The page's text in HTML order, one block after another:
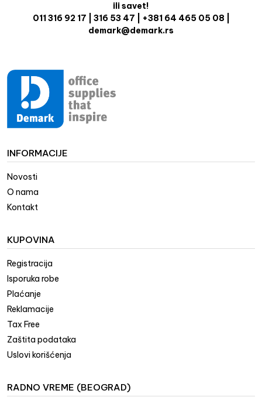
ili savet!
011 316 92 17 | 316 53 47 | +381 64 465 05 08 |
demark@demark.rs
INFORMACIJE
Novosti
O nama
Kontakt
KUPOVINA
Registracija
Isporuka robe
Plaćanje
Reklamacije
Tax Free
Zaštita podataka
Uslovi korišćenja
RADNO VREME (BEOGRAD)